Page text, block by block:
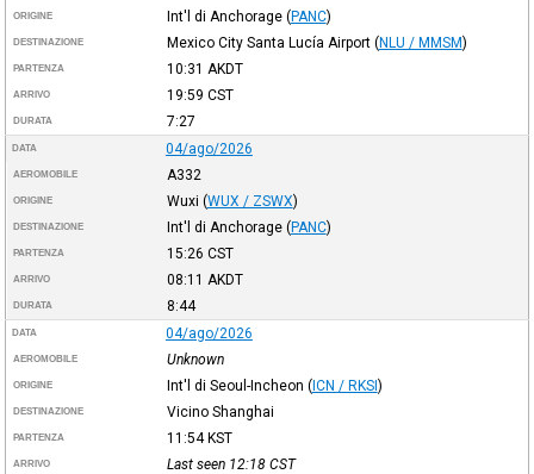
ORIGINE Int'l di Anchorage (PANC)
DESTINAZIONE Mexico City Santa Lucía Airport (NLU / MMSM)
PARTENZA 10:31 AKDT
ARRIVO 19:59 CST
DURATA 7:27
DATA 04/ago/2026
AEROMOBILE A332
ORIGINE Wuxi (WUX / ZSWX)
DESTINAZIONE Int'l di Anchorage (PANC)
PARTENZA 15:26 CST
ARRIVO 08:11 AKDT
DURATA 8:44
DATA 04/ago/2026
AEROMOBILE Unknown
ORIGINE Int'l di Seoul-Incheon (ICN / RKSI)
DESTINAZIONE Vicino Shanghai
PARTENZA 11:54KST
ARRIVO Last seen 12:18 CST